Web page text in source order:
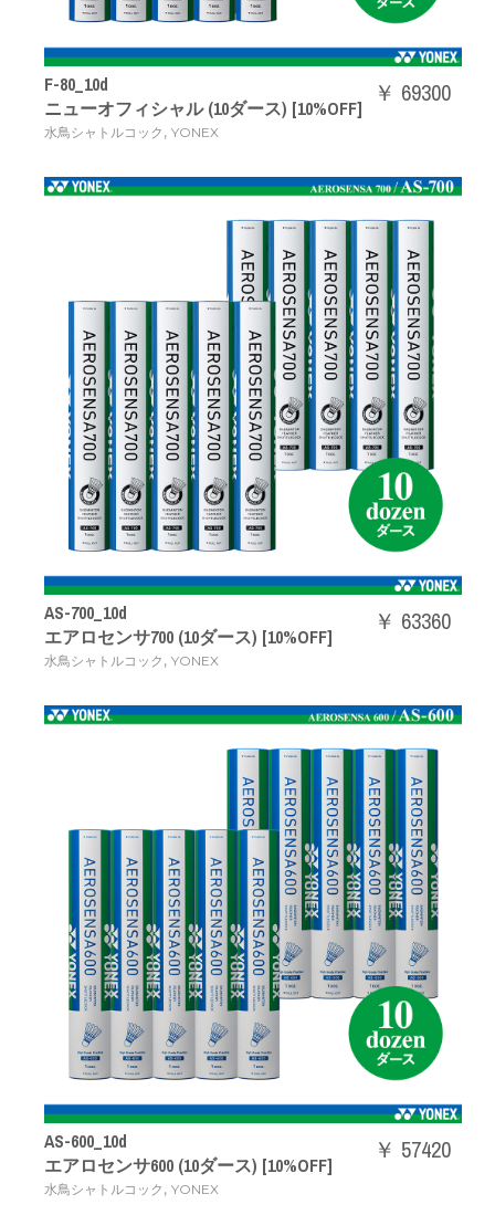
F-80_10d
ニューオフィシャル (10ダース) [10%OFF]
水鳥シャトルコック , YONEX
￥ 69300
AS-700_10d
エアロセンサ700 (10ダース) [10%OFF]
水鳥シャトルコック , YONEX
￥ 63360
AS-600_10d
エアロセンサ600 (10ダース) [10%OFF]
水鳥シャトルコック , YONEX
￥ 57420